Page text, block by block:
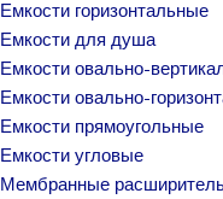
Емкости горизонтальные
Емкости для душа
Емкости овально-
Емкости овально-
Емкости прямоугольные
Емкости угловые
Мембранные